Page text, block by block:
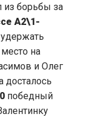
из борьбы за
А2\1-
на
и Олег
досталось
победный